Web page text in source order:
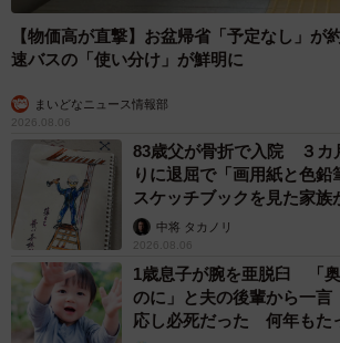
ゃんたちとの生活や、こよなく愛するゲ
フなど、貴島のプライベートな素顔が満
ち。」で検索！
【物価高が直撃】お盆帰省「予定なし」
速バスの「使い分け」が鮮明に
まいどなニュース情報部
2026.08.06
83歳父が骨折で入院 ３カ
りに退屈で「画用紙と色
スケッチブックを見た家族
ますよ…」
中将 タカノリ
2026.08.06
1歳息子が腕を亜脱臼 「
のに」と夫の後輩から一
応し必死だった 何年もた